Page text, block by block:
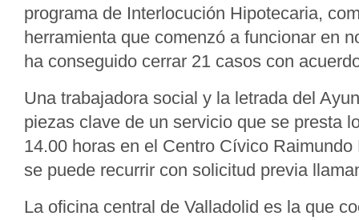
programa de Interlocución Hipotecaria,
herramienta que comenzó a funcionar en
ha conseguido cerrar 21 casos con
Una trabajadora social y la letrada del
piezas clave de un servicio que se presta
14.00 horas en el Centro Cívico
se puede recurrir con solicitud previa
La oficina central de Valladolid es la que